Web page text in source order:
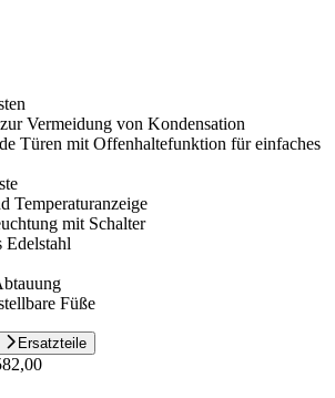
Vermeidung von Kondensation
Türen mit Offenhaltefunktion für einfaches
Temperaturanzeige
mit Schalter
Edelstahl
Füße
Ersatzteile